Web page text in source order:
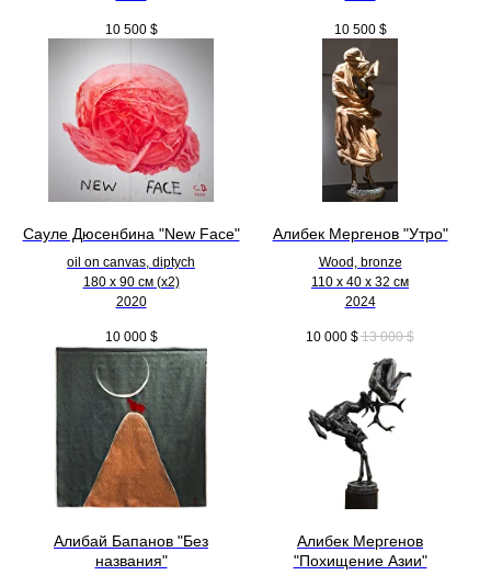
10 500 $ 10 500 $
Сауле Дюсенбина "New Face"
oil on canvas, diptych
180 x 90 см (х2)
2020
10 000 $
Алибек Мергенов "Утро"
Wood, bronze
110 х 40 х 32 см
2024
10 000 $ 13 000 $
Алибай Бапанов "Без
названия"
Алибек Мергенов
"Похищение Азии"